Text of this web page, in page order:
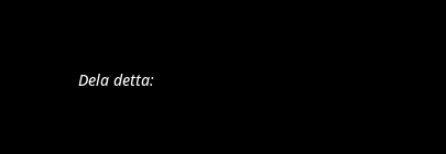
Dela detta: